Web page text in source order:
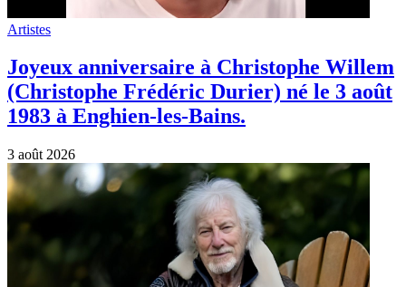
Artistes
Joyeux anniversaire à Christophe Willem
(Christophe Frédéric Durier) né le 3 août
1983 à Enghien-les-Bains.
3 août 2026